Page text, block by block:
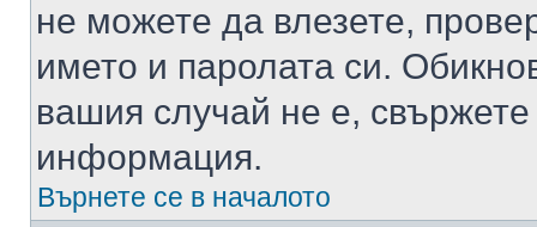
не можете да влезете,
името и паролата си.
вашия случай не е,
информация.
Върнете се в началото